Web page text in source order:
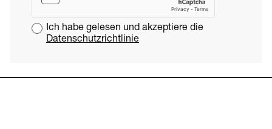
Ich habe gelesen und akzeptiere die
Datenschutzrichtlinie